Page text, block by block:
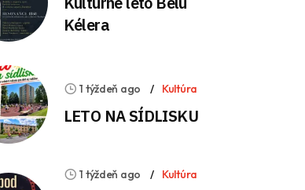
Kélera
1 týždeň ago Kultúra
LETO NA SÍDLISKU
1 týždeň ago Kultúra